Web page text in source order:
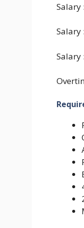
Salary
Salary
Salary